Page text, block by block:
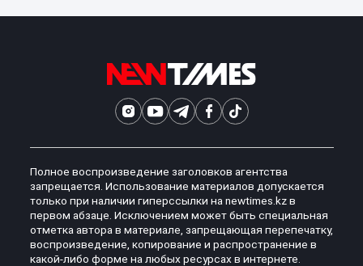
Полное воспроизведение заголовков агентства
запрещается. Использование материалов допускается
только при наличии гиперссылки на newtimes.kz в
первом абзаце. Исключением может быть специальная
отметка автора в материале, запрещающая перепечатку,
воспроизведение, копирование и распространение в
какой-либо форме на любых ресурсах в интернете.